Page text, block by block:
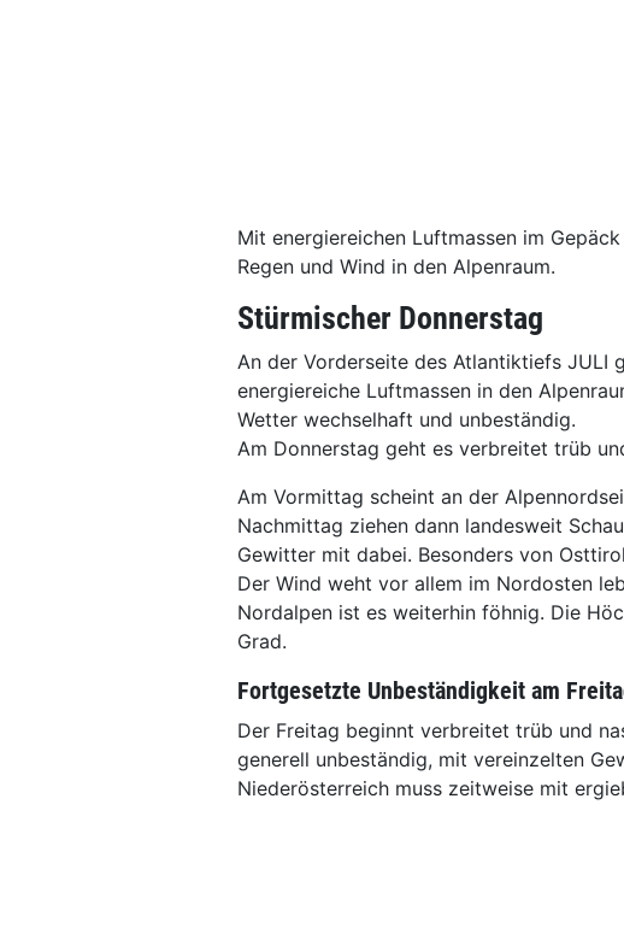
Mit energiereichen Luftmassen im
Regen und Wind in den Alpenraum.
Stürmischer Donnerstag
An der Vorderseite des Atlantiktiefs JULI
energiereiche Luftmassen in den
Wetter wechselhaft und unbeständig.
Am Donnerstag geht es verbreitet trüb
Am Vormittag scheint an der
Nachmittag ziehen dann landesweit
Gewitter mit dabei. Besonders von
Der Wind weht vor allem im Nordosten
Nordalpen ist es weiterhin föhnig. Die
Grad.
Fortgesetzte Unbeständigkeit am
Der Freitag beginnt verbreitet trüb und
generell unbeständig, mit vereinzelten
Niederösterreich muss zeitweise mit